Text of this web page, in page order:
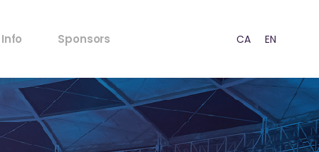
Info
FAQ’s
Normativa Menores
Normativa Acústica
Sponsors CA EN
Normativa Menores
Puntos de venta
Prensa
RSC